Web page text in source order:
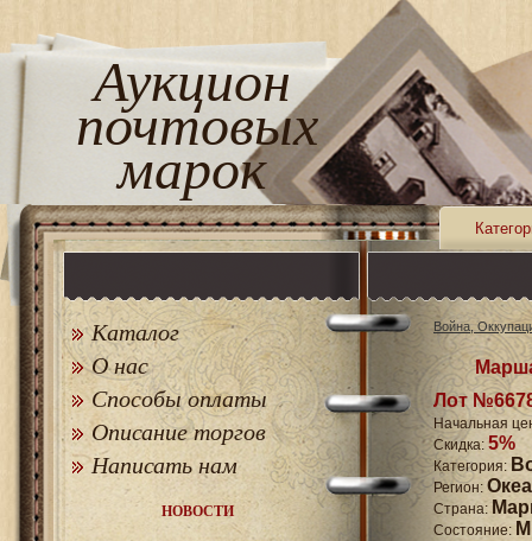
Аукцион
почтовых
марок
Каталог
О нас
Способы оплаты
Описание торгов
Написать нам
НОВОСТИ
Война,
Лот
Начальная
Скидка: 5%
Категория:
Регион:
Страна:
Состояние: